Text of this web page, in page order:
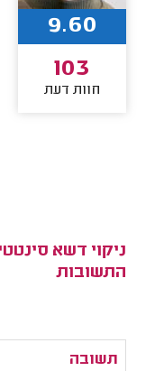
9.60
103
חוות דעת
ניקוי דשא
התשובות
תשובה